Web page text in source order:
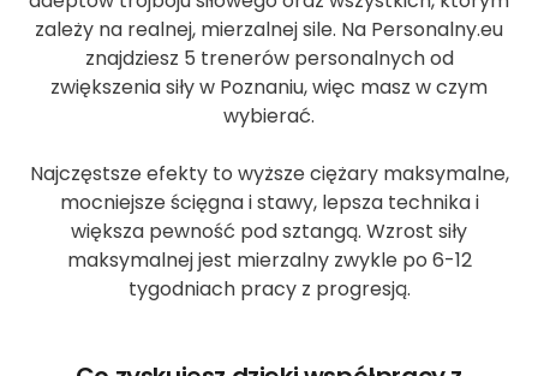
zależy na realnej, mierzalnej sile. Na Personalny.eu
znajdziesz 5 trenerów personalnych od
zwiększenia siły w Poznaniu, więc masz w czym
wybierać.
Najczęstsze efekty to wyższe ciężary maksymalne,
mocniejsze ścięgna i stawy, lepsza technika i
większa pewność pod sztangą. Wzrost siły
maksymalnej jest mierzalny zwykle po 6-12
tygodniach pracy z progresją.